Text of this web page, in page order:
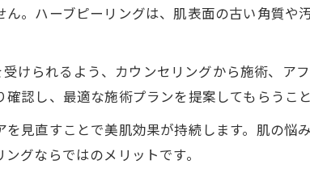
。ハーブピーリングは、肌表面の古い角質や
けられるよう、カウンセリングから施術、ア
認し、最適な施術プランを提案してもらうこ
見直すことで美肌効果が持続します。肌の悩
グならではのメリットです。